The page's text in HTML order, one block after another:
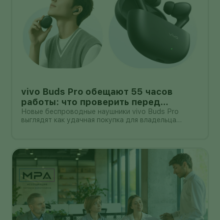
vivo Buds Pro обещают 55 часов
работы: что проверить перед
покупкой в России
Новые беспроводные наушники vivo Buds Pro
выглядят как удачная покупка для владельца